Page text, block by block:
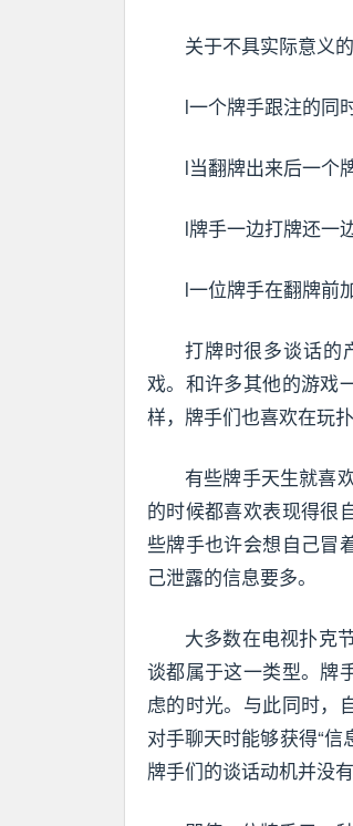
关于不具实际意义
l一个牌手跟注的同
l当翻牌出来后一个
l牌手一边打牌还一
l一位牌手在翻牌前
打牌时很多谈话的
戏。和许多其他的游戏
样，牌手们也喜欢在玩
有些牌手天生就喜
的时候都喜欢表现得很
些牌手也许会想自己冒
己泄露的信息要多。
大多数在电视扑克
谈都属于这一类型。牌
虑的时光。与此同时，
对手聊天时能够获得“
牌手们的谈话动机并没有